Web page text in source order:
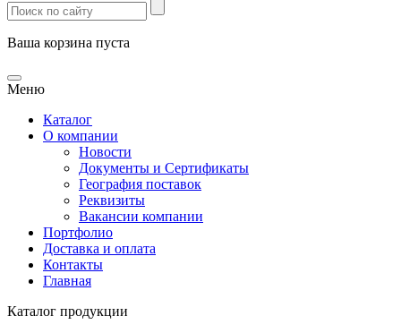
Ваша корзина пуста
Меню
Каталог
О компании
Новости
Документы и Сертификаты
География поставок
Реквизиты
Вакансии компании
Портфолио
Доставка и оплата
Контакты
Главная
Каталог продукции